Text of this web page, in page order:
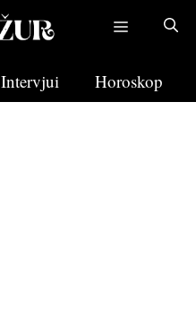
Intervjui Horoskop